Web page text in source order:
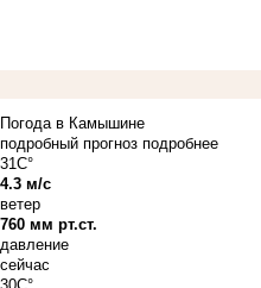
Погода в Камышине
подробный прогноз подробнее
31C°
4.3 м/с
ветер
760 мм рт.ст.
давление
сейчас